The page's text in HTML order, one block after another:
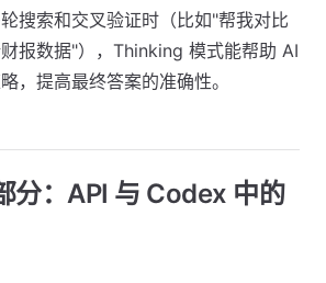
搜索和交叉验证时（比如"帮我对比
报数据"），Thinking 模式能帮助 AI
，提高最终答案的准确性。
分：API 与 Codex 中的